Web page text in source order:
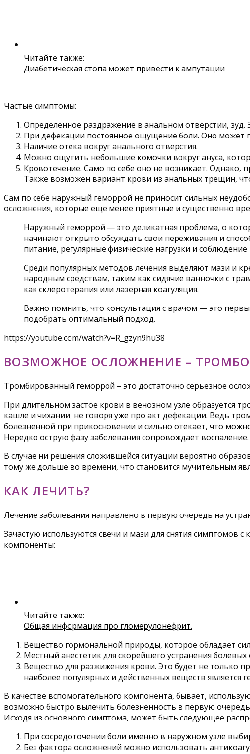
Читайте также:
Диабетическая стопа может привести к ампутации
Частые симптомы:
Определенное раздражение в анальном отверстии,
При дефекации постоянное ощущение боли. Оно может
Наличие отека вокруг анального отверстия.
Можно ощутить небольшие комочки вокруг ануса,
Кровотечение. Само по себе оно не возникает. Однако,
Также возможен вариант крови из анальных трещин,
Сам по себе наружный геморрой не приносит сильных
осложнения, которые еще менее приятные и существенно
Наружный геморрой — это деликатная проблема, о
начинают открыто обсуждать свои переживания и
питание, регулярные физические нагрузки и
Среди популярных методов лечения выделяют мази и
народным средствам, таким как сидячие ванночки с
как склеротерапия или лазерная коагуляция.
Важно помнить, что консультация с врачом — это
подобрать оптимальный подход.
https://youtube.com/watch?v=R_gzyn9hu38
ВОЗМОЖНОЕ ОСЛОЖНЕНИЕ –
Тромбированный геморрой – это достаточно серьезное
При длительном застое крови в венозном узле образуется
кашле и чихании, не говоря уже про акт дефекации. Ведь
болезненной при прикосновении и сильно отекает, что
Нередко острую фазу заболевания сопровождает
В случае ни решения сложившейся ситуации вероятно
тому же дольше во времени, что становится мучительным
КАК ЛЕЧИТЬ?
Лечение заболевания направлено в первую очередь на
Зачастую используются свечи и мази для снятия симптомов
компоненты:
Читайте также:
Общая информация про гломерулонефрит.
Вещество гормональной природы, которое обладает
Местный анестетик для скорейшего устранения
Вещество для разжижения крови. Это будет не только
наиболее популярных и действенных веществ является
В качестве вспомогательного компонента, бывает,
возможно быстро вылечить болезненность в первую
Исходя из основного симптома, может быть следующее
При сосредоточении боли именно в наружном узле
Без фактора осложнений можно использовать